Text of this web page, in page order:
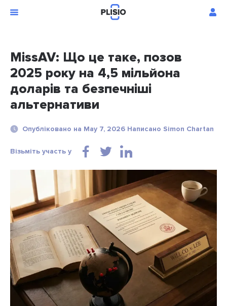
MissAV: Що це таке, позов
2025 року на 4,5 мільйона
доларів та безпечніші
альтернативи
Опубліковано на May 7, 2026 Написано Simon Chartan
Візьміть участь у